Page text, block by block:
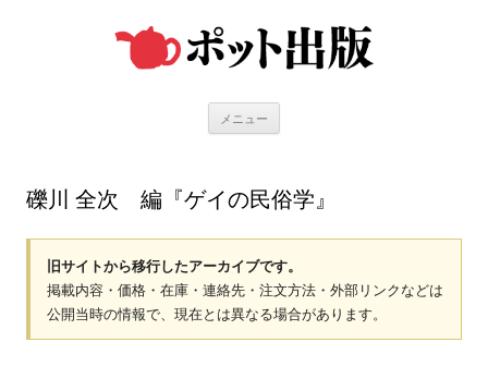
メニュー
礫川 全次 編『ゲイの民俗学』
旧サイトから移行したアーカイブです。
掲載内容・価格・在庫・連絡先・注文方法・外部リンクなどは
公開当時の情報で、現在とは異なる場合があります。